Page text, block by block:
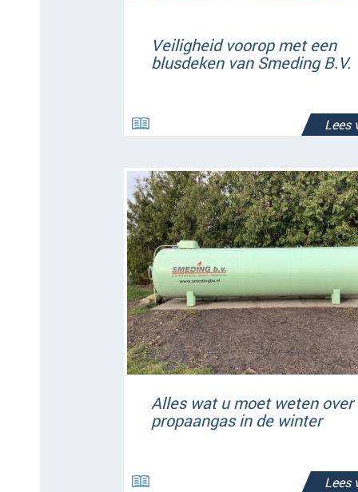
Veiligheid voorop met een
blusdeken van Smeding B.V.
Lees
Alles wat u moet weten over
propaangas in de winter
Lees